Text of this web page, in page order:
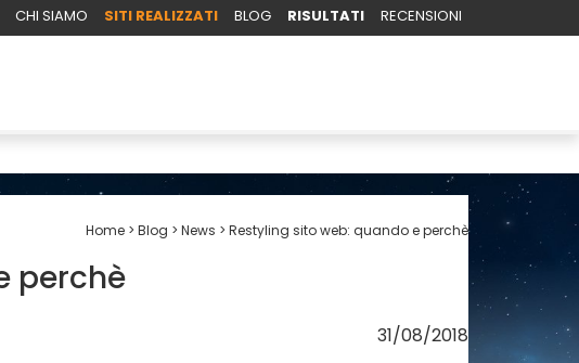
CHI SIAMO SITI REALIZZATI BLOG RISULTATI RECENSIONI
Home Blog News Restyling sito web: quando e perchè
perchè
31/08/2018